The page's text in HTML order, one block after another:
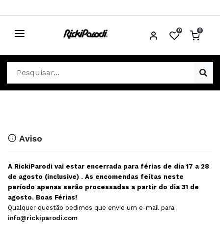
0 0
CABELO
Cosmética Capilar
Equipamentos Elétricos
Escovas e Pente
Extensões
Depilação
Descartáveis Estética
Diversos Estética
Equipamentos Depilação
Aviso
A RickiParodi vai estar encerrada para férias de dia 17 a 28
de agosto (inclusive) . As encomendas feitas neste
período apenas serão processadas a partir do dia 31 de
agosto. Boas Férias!
Qualquer questão pedimos que envie um e-mail para
info@rickiparodi.com